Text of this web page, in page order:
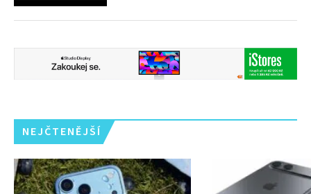
NEJČTENĚJŠÍ